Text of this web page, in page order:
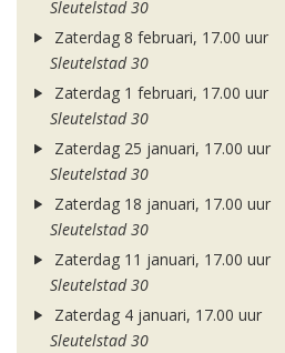
Sleutelstad 30
Zaterdag 8 februari, 17.00 uur
Sleutelstad 30
Zaterdag 1 februari, 17.00 uur
Sleutelstad 30
Zaterdag 25 januari, 17.00 uur
Sleutelstad 30
Zaterdag 18 januari, 17.00 uur
Sleutelstad 30
Zaterdag 11 januari, 17.00 uur
Sleutelstad 30
Zaterdag 4 januari, 17.00 uur
Sleutelstad 30